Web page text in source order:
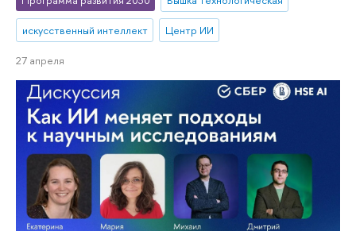
искусственный интеллект Центр ИИ
27 апреля